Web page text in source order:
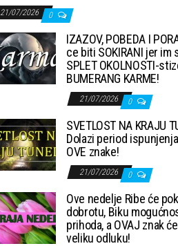
21/07/2026 0
IZAZOV, POBEDA I
ce biti SOKIRANI jer im
SPLET OKOLNOSTI-
BUMERANG KARME!
21/07/2026 0
SVETLOST NA KRAJU
Dolazi period
OVE znake!
21/07/2026 0
Ove nedelje Ribe će
dobrotu, Biku
prihoda, a OVAJ znak
veliku odluku!